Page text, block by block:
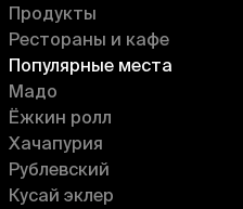
Продукты
Рестораны и кафе
Популярные места
Мадо
Ёжкин ролл
Хачапурия
Рублевский
Кусай эклер